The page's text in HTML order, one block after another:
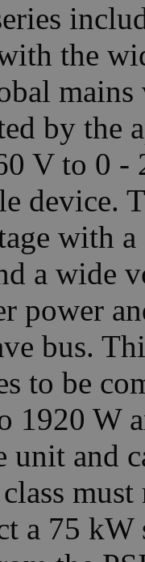
the
mains
by the
V to 0
device.
with
a wide
power
bus.
to be
1920 W
unit and
a 75